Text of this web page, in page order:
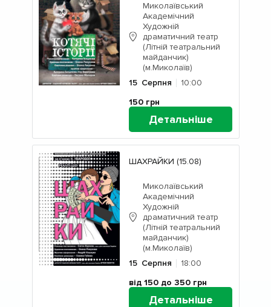
Миколаївський
Академічний
Художній
драматичний театр
(Літній театральний
майданчик)
(м.Миколаїв)
15 Серпня
10:00
150 грн
Детальніше
ШАХРАЙКИ (15.08)
Миколаївський
Академічний
Художній
драматичний театр
(Літній театральний
майданчик)
(м.Миколаїв)
15 Серпня
18:00
від 150 до 350 грн
Детальніше